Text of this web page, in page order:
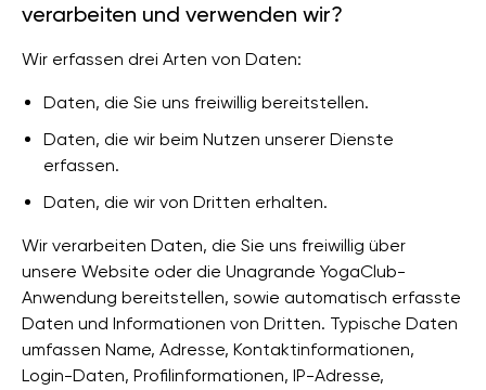
verarbeiten und verwenden wir?
Wir erfassen drei Arten von Daten:
Daten, die Sie uns freiwillig bereitstellen.
Daten, die wir beim Nutzen unserer Dienste
erfassen.
Daten, die wir von Dritten erhalten.
Wir verarbeiten Daten, die Sie uns freiwillig über
unsere Website oder die Unagrande YogaClub-
Anwendung bereitstellen, sowie automatisch erfasste
Daten und Informationen von Dritten. Typische Daten
umfassen Name, Adresse, Kontaktinformationen,
Login-Daten, Profilinformationen, IP-Adresse,